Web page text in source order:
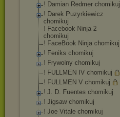
! Damian Redmer chomikuj
! Darek Puzyrkiewicz
chomikuj
! Facebook Ninja 2
chomikuj
! FaceBook Ninja chomikuj
! Feniks chomikuj
! Frywolny chomikuj
! FULLMEN IV chomikuj
! FULLMEN V chomikuj
! J. D. Fuentes chomikuj
! Jigsaw chomikuj
! Joe Vitale chomikuj